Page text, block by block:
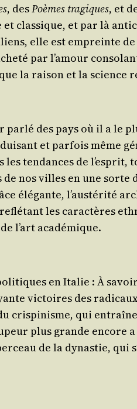
, desPoèmes tra­giques, et
et clas­sique, et par là
elle est empreinte
par l’a­mour
la rai­son et la science
par­lé des pays où il a
et par­fois même
ten­dances de
nos villes en une
élé­gante, l’aus­té­ri­té
les carac­tères
l’art académique.
en Ita­lie : À
vic­toires des
cris­pi­nisme, qui
plus grande encore
de la dynas­tie, qui